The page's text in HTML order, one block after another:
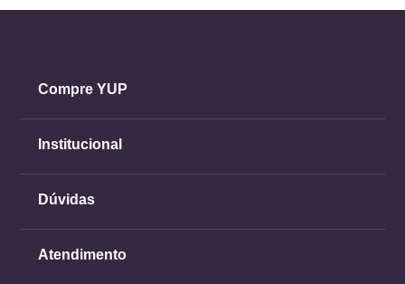
Compre YUP
Institucional
Dúvidas
Atendimento